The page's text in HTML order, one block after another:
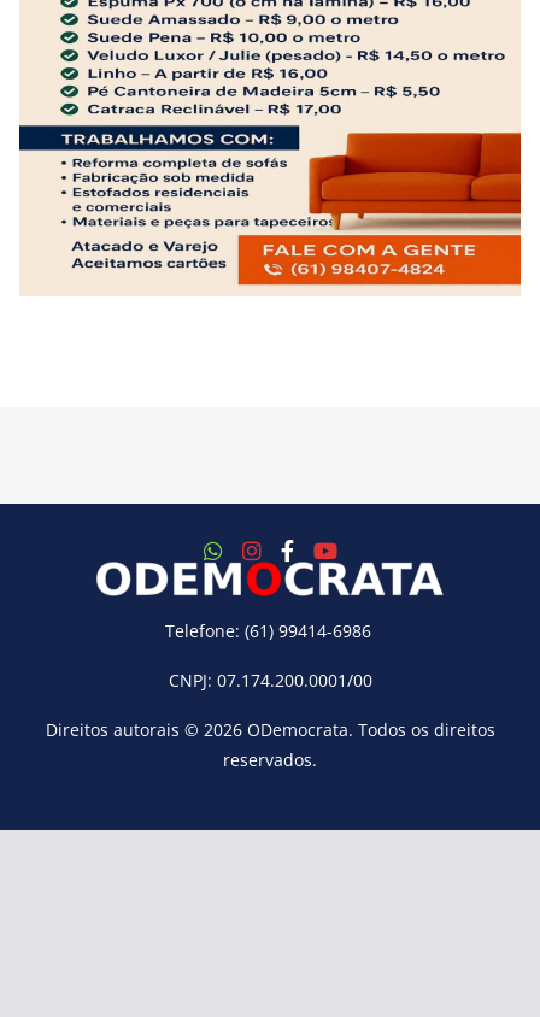
Telefone: (61) 99414-6986
CNPJ: 07.174.200.0001/00
Direitos autorais © 2026 ODemocrata. Todos os direitos
reservados.